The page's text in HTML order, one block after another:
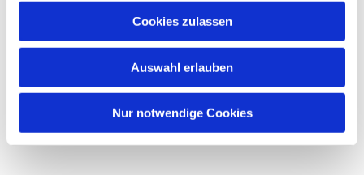
Cookies zulassen
Auswahl erlauben
Nur notwendige Cookies